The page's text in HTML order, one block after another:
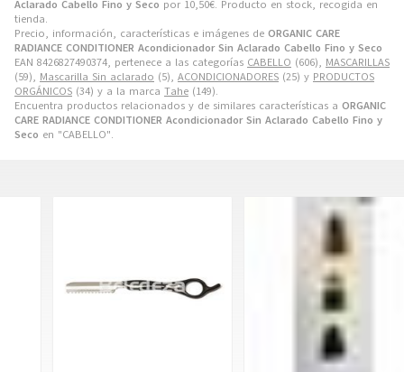
Aclarado Cabello Fino y Seco por 10,50€. Producto en stock, recogida en
tienda.
Precio, información, características e imágenes de ORGANIC CARE
RADIANCE CONDITIONER Acondicionador Sin Aclarado Cabello Fino y Seco
EAN 8426827490374, pertenece a las categorías CABELLO (606), MASCARILLAS
(59), Mascarilla Sin aclarado (5), ACONDICIONADORES (25) y PRODUCTOS
ORGÁNICOS (34) y a la marca Tahe (149).
Encuentra productos relacionados y de similares características a ORGANIC
CARE RADIANCE CONDITIONER Acondicionador Sin Aclarado Cabello Fino y
Seco en "CABELLO".